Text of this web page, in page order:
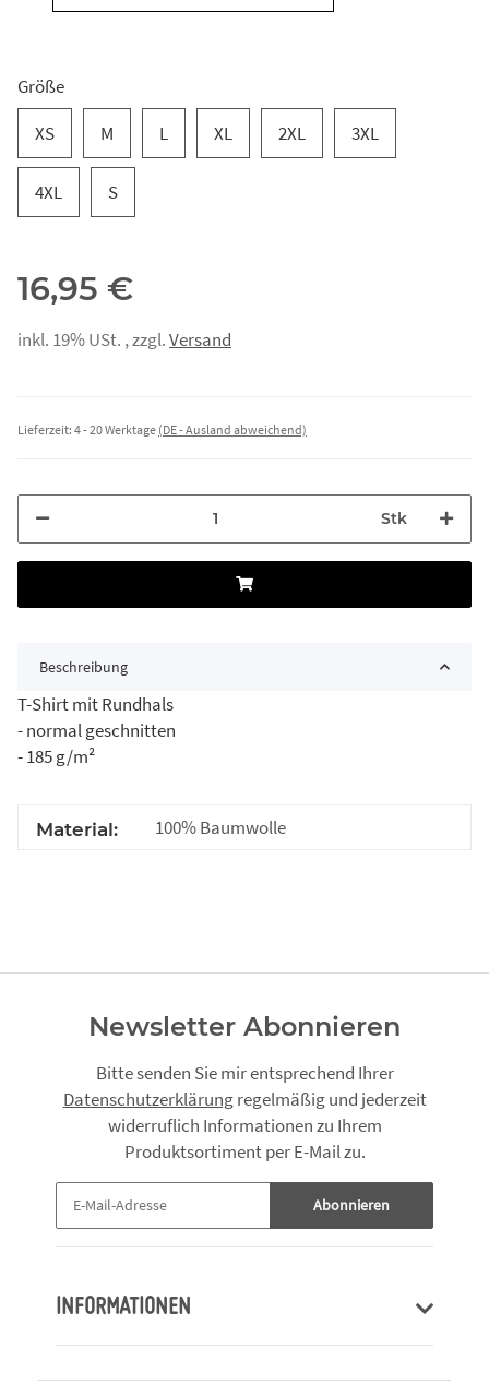
Größe
XS
M L XL 2XL 3XL
4XL S
16,95 €
inkl. 19% USt. , zzgl.Versand
Lieferzeit: 4 - 20 Werktage (DE - Ausland abweichend)
Stk
Beschreibung
T-Shirt mit Rundhals
- normal geschnitten
- 185 g/m²
Material: 100% Baumwolle
Newsletter Abonnieren
Bitte senden Sie mir entsprechend Ihrer
Datenschutzerklärungregelmäßig und jederzeit
widerruflich Informationen zu Ihrem
Produktsortiment per E-Mail zu.
Abonnieren
INFORMATIONEN